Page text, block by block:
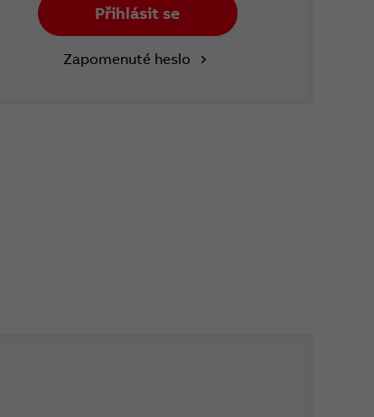
Přihlásit se
Zapomenuté heslo